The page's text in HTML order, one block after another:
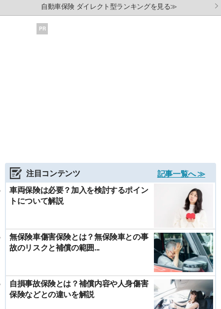
自動車保険 ダイレクト型ランキングを見る≫
PR
注目コンテンツ
記事一覧へ ≫
車両保険は必要？加入を検討するポイン
トについて解説
無保険車傷害保険とは？無保険車との事
故のリスクと補償の範囲...
自損事故保険とは？補償内容や人身傷害
保険などとの違いを解説